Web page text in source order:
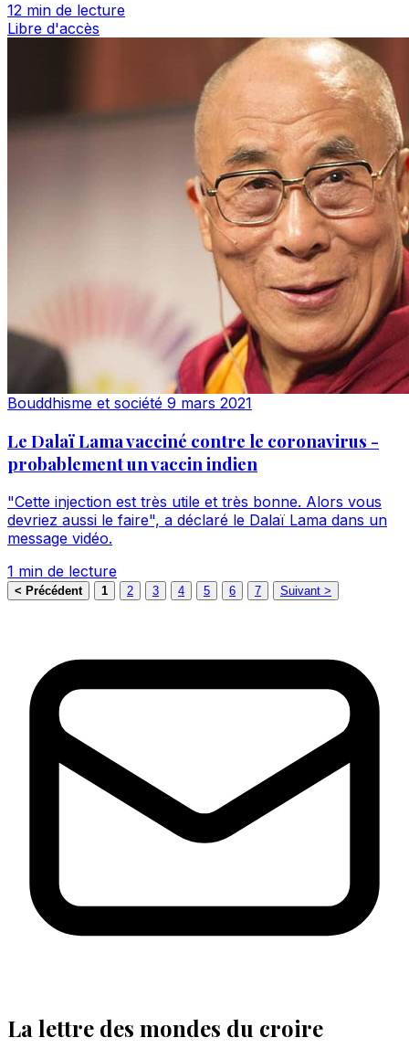
12 min de lecture
Libre d'accès
Bouddhisme et société 9 mars 2021
Le Dalaï Lama vacciné contre le coronavirus -
probablement un vaccin indien
"Cette injection est très utile et très bonne. Alors vous
devriez aussi le faire", a déclaré le Dalaï Lama dans un
message vidéo.
1 min de lecture
< Précédent 1 2 3 4 5 6 7 Suivant >
La lettre des mondes du croire